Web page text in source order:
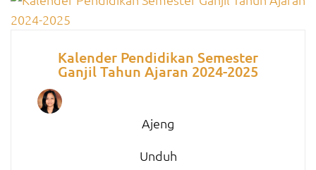
Kalender Pendidikan Semester
Ganjil Tahun Ajaran 2024-2025
Ajeng
Unduh